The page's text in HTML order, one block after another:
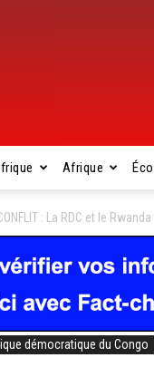
Afrique
: La RDC et le
démocratique du Congo